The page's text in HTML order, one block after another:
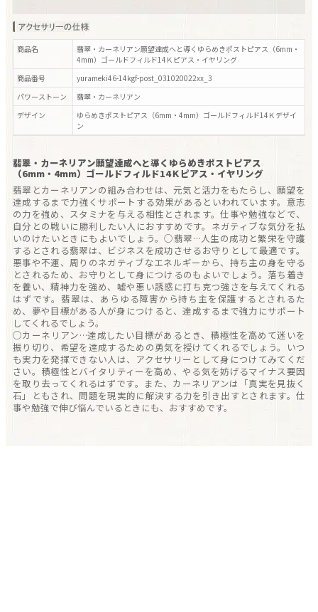
翡翠・カーネリアン願望達成へと導くゆらめきポストピアス
（6mm・4mm）ゴールドフィルド14Ｋピアス・イヤリング
翡翠とカーネリアンの組み合わせは、元気と活力をもたらし、願望を
達成するまで力強くサポートする効果があるといわれています。意志
の力を強め、スタミナを与える相性とされます。仕事や勉強などで、
自分との戦いに勝利したい人におすすめです。ネガティブな気分を払
いのけたいときにもよいでしょう。○翡翠…人生の成功と繁栄を守護
するとされる翡翠は、ビジネスを成功させるお守りとして最適です。
悪事や不運、周りのネガティブなエネルギーから、持ち主の身を守る
とされるため、お守りとして身につけるのもよいでしょう。落ち着き
を養い、精神力を強め、嘘や悪い誘惑に打ち克つ強さを与えてくれる
はずです。翡翠は、あらゆる障害から持ち主を保護するとされるた
め、夢や目標がある人が身につけると、達成するまで強力にサポート
してくれるでしょう。
○カーネリアン…達成したい目標があるとき、積極性を高めて迷いを
振り切り、希望を達成するための勇気を授けてくれるでしょう。いつ
も実力を発揮できない人は、アクセサリーとして身につけてみてくだ
さい。積極性とバイタリティーを高め、やる気を妨げるマイナス要因
を取り去ってくれるはずです。また、カーネリアンは「真実を見抜く
石」ともされ、問題を現実的に解決する力を引き出すとされます。仕
事や勉強で伸び悩んでいるときにも、おすすめです。
商品名
翡翠・カーネリアン願望達成へと導くゆらめきポストピアス（6mm・
4mm）ゴールドフィルド14Ｋピアス・イヤリング
商品番号
yurameki46-14kgf-post_031020022xx_3
パワーストーン
翡翠・カーネリアン
デザイン
ゆらめきポストピアス（6mm・4mm）ゴールドフィルド14Ｋ デザイ
ン